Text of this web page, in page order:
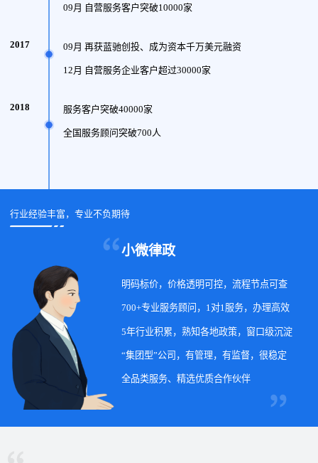
09月 自营服务客户突破10000家
2017 09月 再获蓝驰创投、成为资本千万美元融资
12月 自营服务企业客户超过30000家
2018 服务客户突破40000家
全国服务顾问突破700人
行业经验丰富，专业不负期待
小微律政
明码标价，价格透明可控，流程节点可查
700+专业服务顾问，1对1服务，办理高效
5年行业积累，熟知各地政策，窗口级沉淀
“集团型”公司，有管理，有监督，很稳定
全品类服务、精选优质合作伙伴